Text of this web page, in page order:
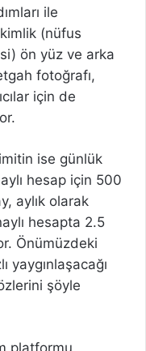
ile
(nüfus
ön yüz ve arka
fotoğrafı,
için de
ise günlük
hesap için 500
aylık olarak
hesapta 2.5
Önümüzdeki
yaygınlaşacağı
şöyle
platformu